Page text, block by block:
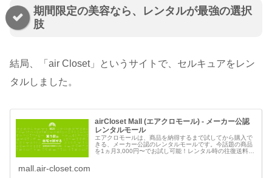
期間限定の美容なら、レンタルが最強の選択
肢
結局、「air Closet」というサイトで、セルキュアをレン
タルしました。
airCloset Mall (エアクロモール) - メーカー公認
レンタルモール
エアクロモールは、商品を納得するまで試してから購入で
きる、メーカー公認のレンタルモールです。今話題の商品
を1ヵ月3,000円〜でお試し可能！レンタル時の往復送料無
mall.air-closet.com